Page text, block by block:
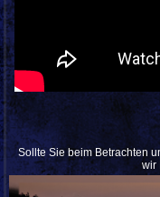
Sollte Sie beim Betrachten
wir